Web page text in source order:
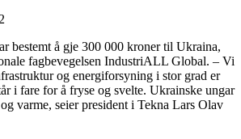
bestemt å gje 300 000 kroner til Ukraina,
fagbevegelsen IndustriALL Global. – Vi
og energiforsyning i stor grad er
i fare for å fryse og svelte. Ukrainske ungar
varme, seier president i Tekna Lars Olav